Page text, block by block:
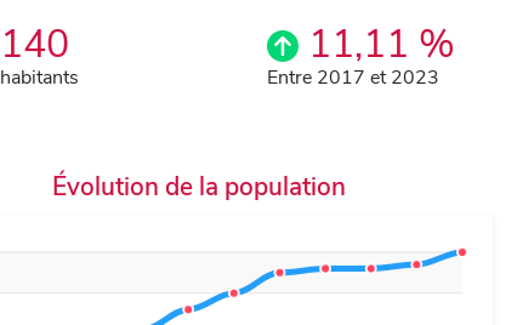
140
habitants
11,11 %
Entre 2017 et 2023
Évolution de la population